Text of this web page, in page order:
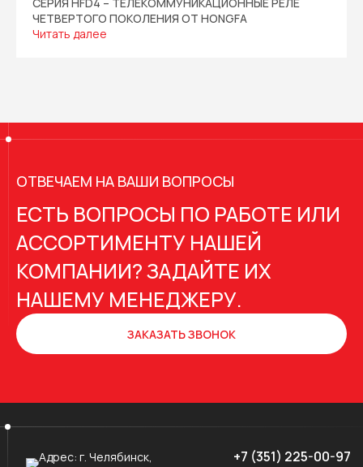
ЧЕТВЕРТОГО ПОКОЛЕНИЯ ОТ HONGFA
Читать далее
ОТВЕЧАЕМ НА ВАШИ ВОПРОСЫ
ЕСТЬ ВОПРОСЫ ПО РАБОТЕ ИЛИ
АССОРТИМЕНТУ НАШЕЙ
КОМПАНИИ? ЗАДАЙТЕ ИХ
НАШЕМУ МЕНЕДЖЕРУ.
ЗАКАЗАТЬ ЗВОНОК
Адрес: г. Челябинск,
+7 (351) 225-00-97